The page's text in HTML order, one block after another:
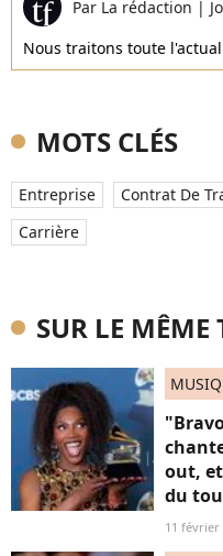
Par La rédaction |
Nous traitons toute
MOTS CLÉS
Entreprise Contrat De
Carrière
SUR LE MÊME
out,
du
11 février